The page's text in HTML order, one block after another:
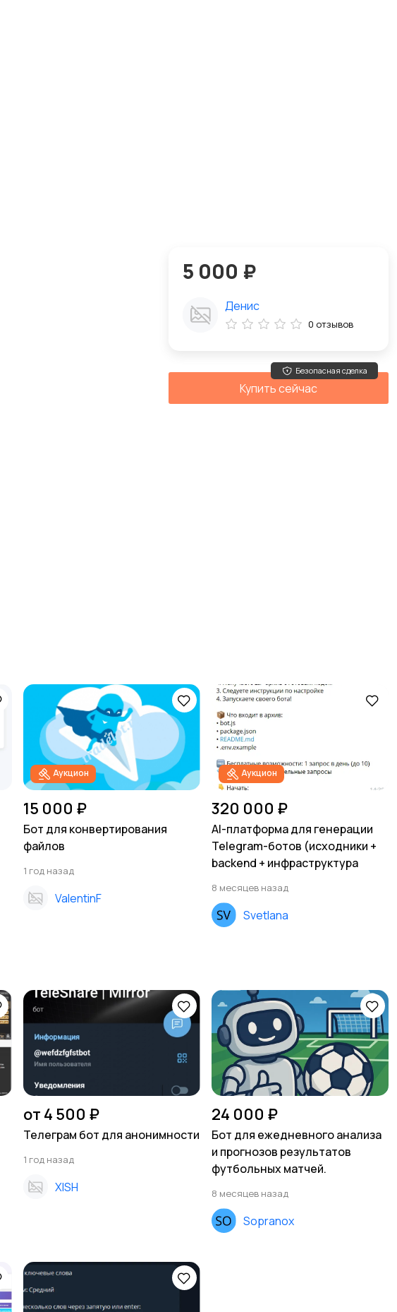
5 000 ₽
Денис
0 отзывов
Безопасная сделка
Купить сейчас
Аукцион
15 000 ₽
Бот для конвертирования
файлов
1 год назад
ValentinF
Аукцион
320 000 ₽
AI-платформа для генерации
Telegram-ботов (исходники +
backend + инфраструктура
8 месяцев назад
Svetlana
от 4 500 ₽
Телеграм бот для анонимности
1 год назад
XISH
24 000 ₽
Бот для ежедневного анализа
и прогнозов результатов
футбольных матчей.
8 месяцев назад
Sopranox